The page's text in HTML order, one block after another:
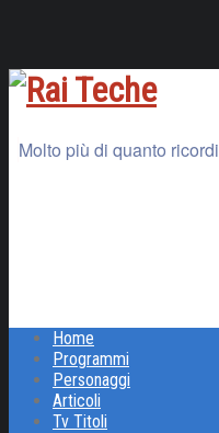
Molto più di quanto ricordi
Home
Programmi
Personaggi
Articoli
Tv Titoli